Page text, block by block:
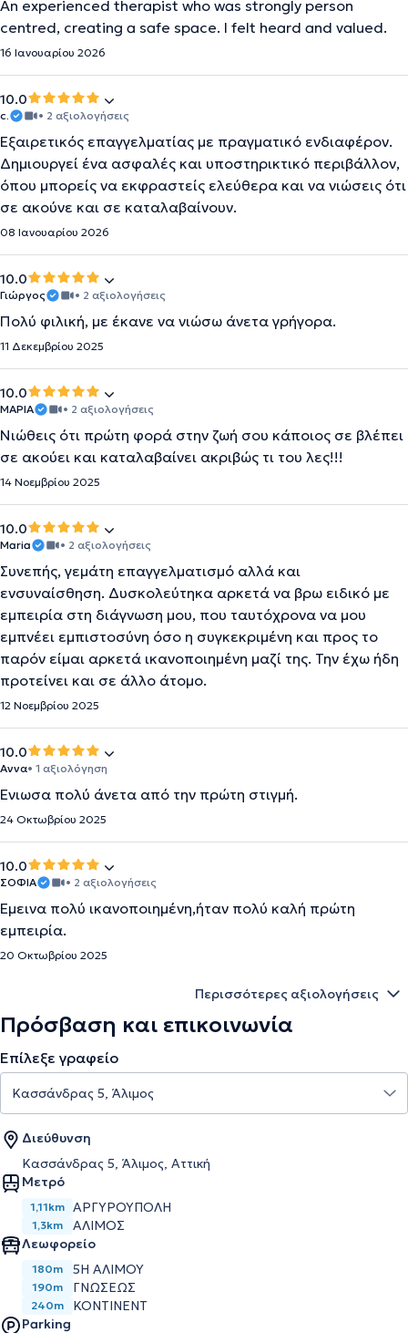
An experienced therapist who was strongly person
centred, creating a safe space. I felt heard and valued.
16 Ιανουαρίου 2026
10.0
c. • 2 αξιολογήσεις
Εξαιρετικός επαγγελματίας με πραγματικό ενδιαφέρον.
Δημιουργεί ένα ασφαλές και υποστηρικτικό περιβάλλον,
όπου μπορείς να εκφραστείς ελεύθερα και να νιώσεις ότι
σε ακούνε και σε καταλαβαίνουν.
08 Ιανουαρίου 2026
10.0
Γιώργος • 2 αξιολογήσεις
Πολύ φιλική, με έκανε να νιώσω άνετα γρήγορα.
11 Δεκεμβρίου 2025
10.0
ΜΑΡΙΑ • 2 αξιολογήσεις
Νιώθεις ότι πρώτη φορά στην ζωή σου κάποιος σε βλέπει
σε ακούει και καταλαβαίνει ακριβώς τι του λες!!!
14 Νοεμβρίου 2025
10.0
Maria • 2 αξιολογήσεις
Συνεπής, γεμάτη επαγγελματισμό αλλά και
ενσυναίσθηση. Δυσκολεύτηκα αρκετά να βρω ειδικό με
εμπειρία στη διάγνωση μου, που ταυτόχρονα να μου
εμπνέει εμπιστοσύνη όσο η συγκεκριμένη και προς το
παρόν είμαι αρκετά ικανοποιημένη μαζί της. Την έχω ήδη
προτείνει και σε άλλο άτομο.
12 Νοεμβρίου 2025
10.0
Αννα• 1 αξιολόγηση
Ένιωσα πολύ άνετα από την πρώτη στιγμή.
24 Οκτωβρίου 2025
10.0
ΣΟΦΙΑ • 2 αξιολογήσεις
Έμεινα πολύ ικανοποιημένη,ήταν πολύ καλή πρώτη
εμπειρία.
20 Οκτωβρίου 2025
Περισσότερες αξιολογήσεις
Πρόσβαση και επικοινωνία
Επίλεξε γραφείο
Διεύθυνση
Κασσάνδρας 5, Άλιμος, Αττική
Μετρό
1,11km ΑΡΓΥΡΟΎΠΟΛΗ
1,3km
ΆΛΙΜΟΣ
Λεωφορείο
180m 5Η ΑΛΙΜΟΥ
190m ΓΝΩΣΕΩΣ
240m
ΚΟΝΤΙΝΕΝΤ
Parking